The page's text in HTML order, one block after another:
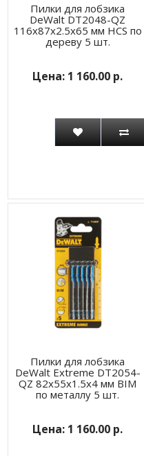
Пилки для лобзика
DeWalt DT2048-QZ
116x87x2.5x65 мм HCS по
дереву 5 шт.
1 160.00 р.
Пилки для лобзика
DeWalt Extreme DT2054-
QZ 82x55x1.5x4 мм BIM
по металлу 5 шт.
1 160.00 р.